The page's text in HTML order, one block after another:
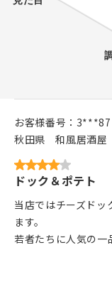
お客様番号： 3***87
秋田県
和風居酒屋
ドック＆ポテト
当店ではチーズドッ
ます。
若者たちに人気の一